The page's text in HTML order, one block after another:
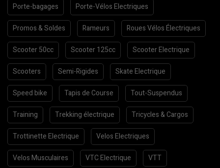
Porte-bagages Porte-Vélos Electriques
Promos & Soldes Rameurs Roues Vélos Électriques
Scooter 50cc Scooter 125cc Scooter Electrique
Scooters Semi-Rigides Skate Electrique
Speed bike Tapis de Course Tout-Suspendus
Training Trekking électrique Tricycles & Cargos
Trottinette Electrique Velos Electriques
Velos Musculaires VTC Electrique VTT